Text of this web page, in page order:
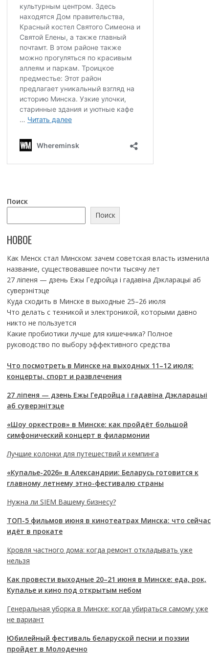
Поиск
Поиск
НОВОЕ
Как Менск стал Минском: зачем советская власть изменила
название, существовавшее почти тысячу лет
27 ліпеня — дзень Ежы Гедройца і гадавіна Дэкларацыі аб
суверэнітэце
Куда сходить в Минске в выходные 25–26 июля
Что делать с техникой и электроникой, которыми давно
никто не пользуется
Какие пробиотики лучше для кишечника? Полное
руководство по выбору эффективного средства
Что посмотреть в Минске на выходных 11–12 июля:
концерты, спорт и развлечения
27 ліпеня — дзень Ежы Гедройца і гадавіна Дэкларацыі
аб суверэнітэце
«Шоу оркестров» в Минске: как пройдёт большой
симфонический концерт в филармонии
Лучшие колонки для путешествий и кемпинга
«Купалье-2026» в Александрии: Беларусь готовится к
главному летнему этно-фестивалю страны
Нужна ли SIEM Вашему бизнесу?
ТОП-5 фильмов июня в кинотеатрах Минска: что сейчас
идёт в прокате
Кровля частного дома: когда ремонт откладывать уже
нельзя
Как провести выходные 20–21 июня в Минске: еда, рок,
Купалье и кино под открытым небом
Генеральная уборка в Минске: когда убираться самому уже
не вариант
Юбилейный фестиваль беларуской песни и поэзии
пройдет в Молодечно